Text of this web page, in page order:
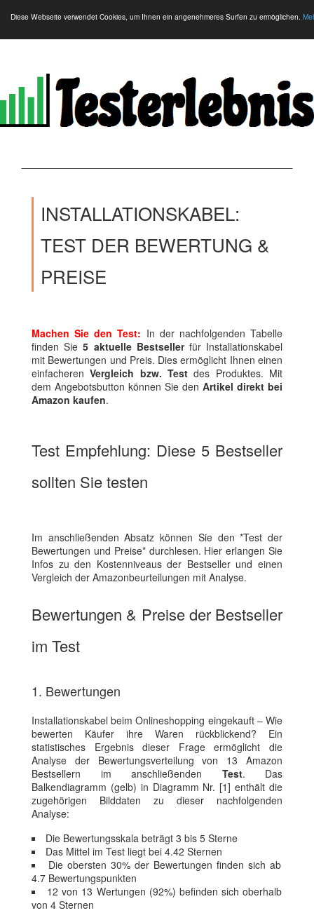
Diese Webseite verwendet Cookies, um Ihnen ein angenehmeres Surfen zu ermöglichen.
INSTALLATIONSKABEL:
TEST DER BEWERTUNG &
PREISE
Machen Sie den Test: In der nachfolgenden Tabelle
finden Sie 5 aktuelle Bestsellerfür Installationskabel
mit Bewertungen und Preis. Dies ermöglicht Ihnen einen
einfacherenVergleich bzw. Test des Produktes. Mit
dem Angebotsbutton können Sie den Artikel direkt bei
Amazon kaufen.
Test Empfehlung: Diese 5 Bestseller
sollten Sie testen
Im anschließenden Absatz können Sie den *Test der
Bewertungen und Preise* durchlesen. Hier erlangen Sie
Infos zu den Kostenniveaus der Bestseller und einen
Vergleich der Amazonbeurteilungen mit Analyse.
Bewertungen & Preise der Bestseller
im Test
1. Bewertungen
Installationskabel beim Onlineshopping eingekauft – Wie
bewerten Käufer ihre Waren rückblickend? Ein
statistisches Ergebnis dieser Frage ermöglicht die
Analyse der Bewertungsverteilung von 13 Amazon
Bestsellern im anschließenden Test. Das
Balkendiagramm (gelb) in Diagramm Nr. [1] enthält die
zugehörigen Bilddaten zu dieser nachfolgenden
Analyse:
Die Bewertungsskala beträgt 3 bis 5 Sterne
Das Mittel im Test liegt bei 4.42 Sternen
Die obersten 30% der Bewertungen finden sich ab
4.7 Bewertungspunkten
12 von 13 Wertungen (92%) befinden sich oberhalb
von 4 Sternen